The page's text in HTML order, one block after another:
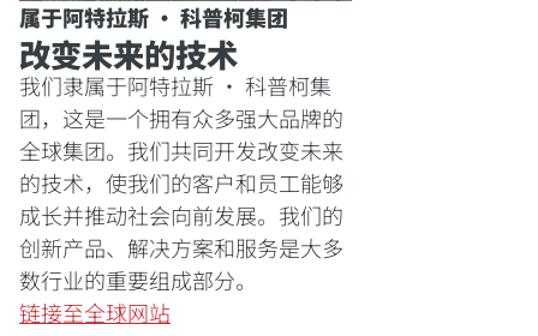
属于阿特拉斯 · 科普柯集团​
改变未来的技术
我们隶属于阿特拉斯 · 科普柯集
团，这是一个拥有众多强大品牌的
全球集团。我们共同开发改变未来
的技术，使我们的客户和员工能够
成长并推动社会向前发展。我们的
创新产品、解决方案和服务是大多
数行业的重要组成部分。
链接至全球网站